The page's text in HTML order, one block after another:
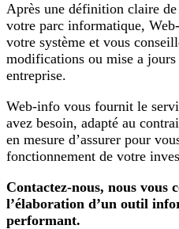
Après une définition claire
votre parc informatique,
votre système et vous
modifications ou mise a jours
entreprise.
Web-info vous fournit le
avez besoin, adapté au
en mesure d’assurer pour
fonctionnement de votre
Contactez-nous, nous vous
l’élaboration d’un outil
performant.